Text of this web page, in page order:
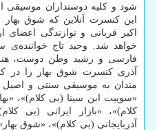
شود و کلیه دوستداران موسیقی
این کنسرت آنلاین که شوق بهار
اکبر قربانی و نوازندگی اعضای
خواهد شد. وحید تاج
فارسی و رشید وطن دوست،
آذری کنسرت شوق بهار را در
مندان به موسیقی سنتی و اصیل
«سوییت ابن سینا (بی کلام)»،
کلام)»، «بازار ایرانی (بی
آذربایجانی (بی کلام)»، «شوق